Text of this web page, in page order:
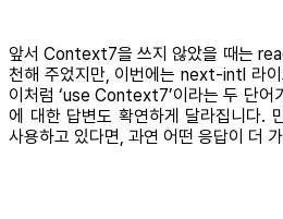
앞서 Context7을 쓰지 않았을 때는
천해 주었지만, 이번에는 next-intl 라
이처럼 ‘use Context7’이라는 두 단어
에 대한 답변도 확연하게 달라집니다.
사용하고 있다면, 과연 어떤 응답이 더